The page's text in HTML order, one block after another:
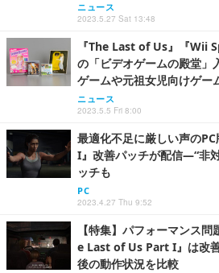
ニュース
2023.5.27 Sat 13:48
『The Last of Us』『Wii
の「ビデオゲームの殿堂」
ゲームや元祖女児向けゲー
ニュース
2023.5.5 Fri 8:00
最適化不足に厳しい声の
I』改善パッチが配信―“非
ッチも
PC
2023.4.27 Thu 9:52
【特集】パフォーマンス
e Last of Us Part I』は改
後の動作状況を比較